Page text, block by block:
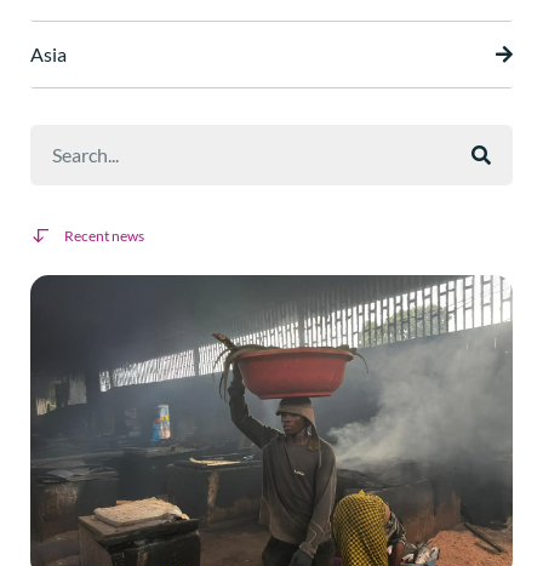
Asia
Recent news